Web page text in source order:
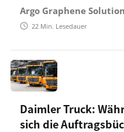
Argo Graphene
22 Min. Lesedauer
Daimler Truck:
sich die